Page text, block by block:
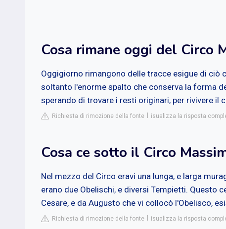
Cosa rimane oggi del Circo
Oggigiorno rimangono delle tracce esigue di ciò
soltanto l'enorme spalto che conserva la forma
sperando di trovare i resti originari, per rivivere il
Richiesta di rimozione della fonte isualizza la risposta
Cosa ce sotto il Circo
Nel mezzo del Circo eravi una lunga, e larga
erano due Obelischi, e diversi Tempietti. Questo
Cesare, e da Augusto che vi collocò l'Obelisco,
Richiesta di rimozione della fonte isualizza la risposta